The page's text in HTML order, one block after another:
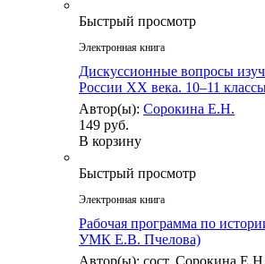
Быстрый просмотр
Электронная книга
Дискуссионные вопросы
России XX века. 10–11
Автор(ы): Сорокина Е.Н.
149 руб.
В корзину
Быстрый просмотр
Электронная книга
Рабочая программа по
УМК Е.В. Пчелова)